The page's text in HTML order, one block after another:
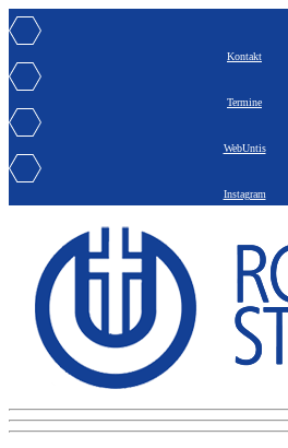
Kontakt
Termine
WebUntis
Instagram